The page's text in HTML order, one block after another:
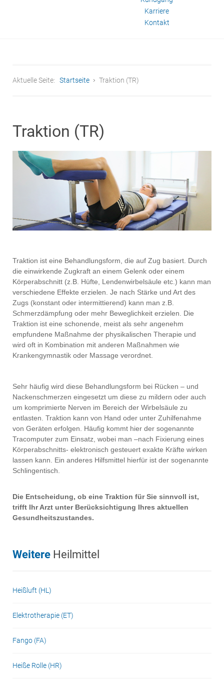
Karriere
Kontakt
Aktuelle Seite: Startseite Traktion (TR)
Traktion (TR)
Traktion ist eine Behandlungsform, die auf Zug basiert. Durch
die einwirkende Zugkraft an einem Gelenk oder einem
Körperabschnitt (z.B. Hüfte, Lendenwirbelsäule etc.) kann man
verschiedene Effekte erzielen. Je nach Stärke und Art des
Zugs (konstant oder intermittierend) kann man z.B.
Schmerzdämpfung oder mehr Beweglichkeit erzielen. Die
Traktion ist eine schonende, meist als sehr angenehm
empfundene Maßnahme der physikalischen Therapie und
wird oft in Kombination mit anderen Maßnahmen wie
Krankengymnastik oder Massage verordnet.
Sehr häufig wird diese Behandlungsform bei Rücken – und
Nackenschmerzen eingesetzt um diese zu mildern oder auch
um komprimierte Nerven im Bereich der Wirbelsäule zu
entlasten. Traktion kann von Hand oder unter Zuhilfenahme
von Geräten erfolgen. Häufig kommt hier der sogenannte
Tracomputer zum Einsatz, wobei man –nach Fixierung eines
Körperabschnitts- elektronisch gesteuert exakte Kräfte wirken
lassen kann. Ein anderes Hilfsmittel hierfür ist der sogenannte
Schlingentisch.
Die Entscheidung, ob eine Traktion für Sie sinnvoll ist,
trifft Ihr Arzt unter Berücksichtigung Ihres aktuellen
Gesundheitszustandes.
Weitere Heilmittel
Heißluft (HL)
Elektrotherapie (ET)
Fango (FA)
Heiße Rolle (HR)